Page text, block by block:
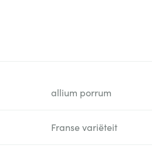
allium porrum
Franse variëteit